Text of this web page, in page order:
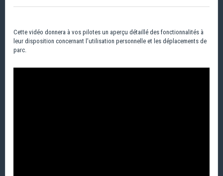
Cette vidéo donnera à vos pilotes un aperçu détaillé des fonctionnalités à
leur disposition concernant l’utilisation personnelle et les déplacements de
parc.